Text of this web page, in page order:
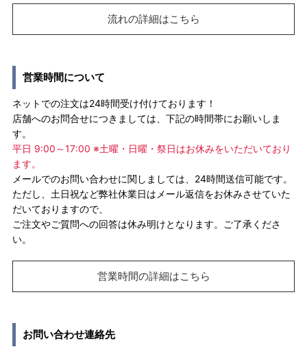
流れの詳細はこちら
営業時間について
ネットでの注文は24時間受け付けております！
店舗へのお問合せにつきましては、下記の時間帯にお願いしま
す。
平日 9:00～17:00 ※土曜・日曜・祭日はお休みをいただいており
ます。
メールでのお問い合わせに関しましては、24時間送信可能です。
ただし、土日祝など弊社休業日はメール返信をお休みさせていた
だいておりますので、
ご注文やご質問への回答は休み明けとなります。ご了承くださ
い。
営業時間の詳細はこちら
お問い合わせ連絡先